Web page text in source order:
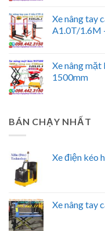
Xe nâng tay
A1.0T/1.6M
Xe nâng
1500mm
BÁN CHẠY NHẤT
Xe điện kéo
Xe nâng tay